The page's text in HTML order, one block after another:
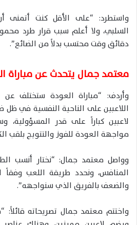
واستطرد: “على الأقل كنت أتمنى أن
دقائق وقت محتسب بدلاً من الضائع”.
معتمد جمال يتحدث عن مباراة
وأردف: “مباراة العودة ستختلف
اللاعبين على الناحية النفسية في
لاعبين كباراً على قدر
مواجهة العودة للفوز والتتويج بلقب
وواصل معتمد جمال: “نختار أنسب
المنافس، ونحدد طريقة اللعب
والضعف بالفريق الذي سنواجهه”.
واختتم معتمد جمال تصريحاته قائلاً: